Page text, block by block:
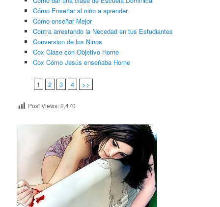
Cómo Enseñar al niño a aprender
Cómo enseñar Mejor
Contra arrestando la Necedad en tus Estudiantes
Conversion de los Ninos
Cox Clase con Objetivo Horne
Cox Cómo Jesús enseñaba Horne
1 2 3 4 >>
Post Views:2,470